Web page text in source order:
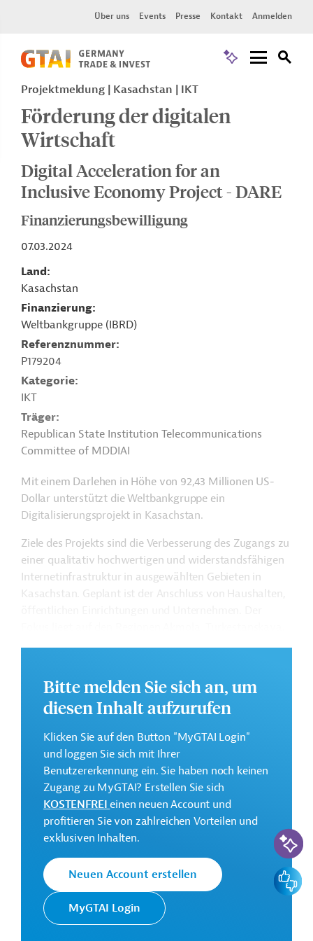
Über uns Events Presse Kontakt Anmelden
Projektmeldung Kasachstan IKT
Förderung der digitalen
Wirtschaft
Digital Acceleration for an
Inclusive Economy Project - DARE
Finanzierungsbewilligung
07.03.2024
Land
Kasachstan
Finanzierung
Weltbankgruppe (IBRD)
Referenznummer
P179204
Kategorie
IKT
Träger
Republican State Institution Telecommunications
Committee of MDDIAI
Mit einem Darlehen in Höhe von 92,43 Millionen US-
Dollar unterstützt die Weltbankgruppe ein
Digitalisierungsprojekt in Kasachstan.
Ziele des Projekts sind die Verbesserung des Zugangs zu
einer qualitativ hochwertigen und widerstandsfähigen
Internetinfrastruktur in ausgewählten Gebieten in
Kasachstan. Geplant ist der Anschluss von Haushalten,
Westkasachstan und Ostkasachstan. Des Weiteren ist
vorgesehen.
Die Durchführung des Projekts ist von Februar 2024 bis
Weitere Informationen zu dem Entwicklungsprojekt
finden Sie auf derWebseite der Weltbankgruppe
und im Originaldokument, das zum Download
bereitsteht.
GTAI informiert über dieWeltbankgruppe:
Schwerpunkte, Regularien und praktische Hinweise zur
Geschäftsanbahnung.
Gesamtkosten:
128,68 Millionen US-Dollar
Geberbeitrag:
Bitte melden Sie sich an, um
diesen Inhalt aufzurufen
Klicken Sie auf den Button "MyGTAI Login"
und loggen Sie sich mit Ihrer
Benutzererkennung ein. Sie haben noch keinen
Zugang zu MyGTAI? Erstellen Sie sich
KOSTENFREIeinen neuen Account und
profitieren Sie von zahlreichen Vorteilen und
exklusiven Inhalten.
Neuen Account erstellen
MyGTAI Login
KI-